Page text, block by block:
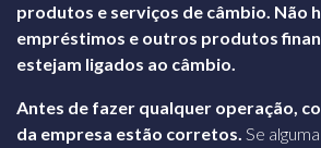
produtos e serviços de câmbio. Não
empréstimos e outros produtos
estejam ligados ao câmbio.
Antes de fazer qualquer operação,
da empresa estão corretos. Se